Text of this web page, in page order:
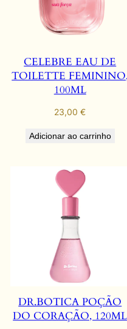
CELEBRE EAU DE
TOILETTE
100ML
23,00€
Adicionar ao carrinho
DR.BOTICA POÇÃO
DO CORAÇÃO, 120ML